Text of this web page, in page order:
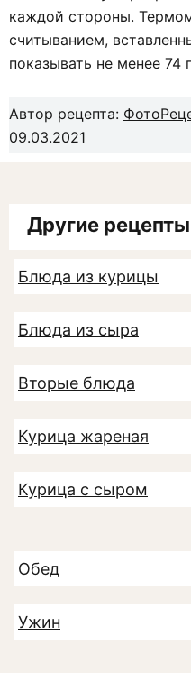
каждой стороны.
считыванием,
показывать не менее 74
Автор рецепта:
09.03.2021
Другие
Блюда из курицы
Блюда из сыра
Вторые блюда
Курица жареная
Курица с сыром
Обед
Ужин